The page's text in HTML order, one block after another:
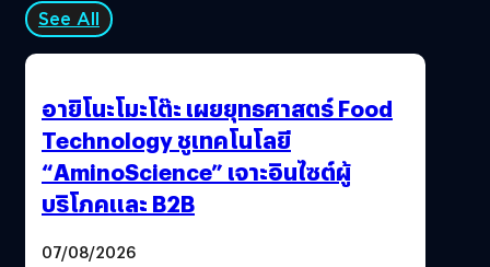
See All
อายิโนะโมะโต๊ะ เผยยุทธศาสตร์ Food
Technology ชูเทคโนโลยี
“AminoScience” เจาะอินไซต์ผู้
บริโภคและ B2B
07/08/2026